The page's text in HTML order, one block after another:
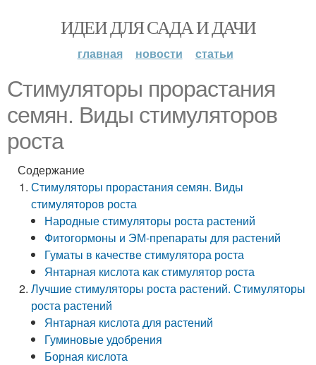
ИДЕИ ДЛЯ САДА И ДАЧИ
главная новости статьи
Стимуляторы прорастания
семян. Виды стимуляторов
роста
Содержание
Стимуляторы прорастания семян. Виды
стимуляторов роста
Народные стимуляторы роста растений
Фитогормоны и ЭМ-препараты для растений
Гуматы в качестве стимулятора роста
Янтарная кислота как стимулятор роста
Лучшие стимуляторы роста растений. Стимуляторы
роста растений
Янтарная кислота для растений
Гуминовые удобрения
Борная кислота